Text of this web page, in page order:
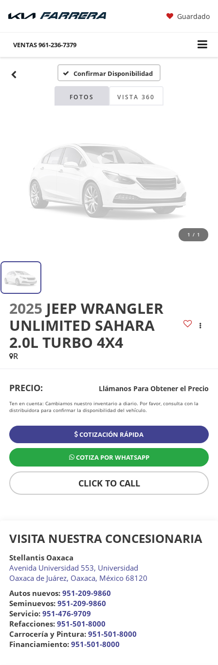
Guardado
VENTAS961-236-7379
Confirmar Disponibilidad
FOTOS VISTA 360
Fotos No
Disponibles
Por favor, revise luego
1 / 1
2025 JEEP WRANGLER
UNLIMITED SAHARA
2.0L TURBO 4X4
R
PRECIO: Llámanos Para Obtener el Precio
Ten en cuenta: Cambiamos nuestro inventario a diario. Por favor, consulta con la
distribuidora para confirmar la disponibilidad del vehículo.
COTIZACIÓN RÁPIDA
COTIZA POR WHATSAPP
CLICK TO CALL
VISITA NUESTRA CONCESIONARIA
Stellantis Oaxaca
Avenida Universidad 553, Universidad
Oaxaca de Juárez, Oaxaca, México 68120
Autos nuevos: 951-209-9860
Seminuevos: 951-209-9860
Servicio: 951-476-9709
Refacciones: 951-501-8000
Carrocería y Pintura: 951-501-8000
Financiamiento: 951-501-8000